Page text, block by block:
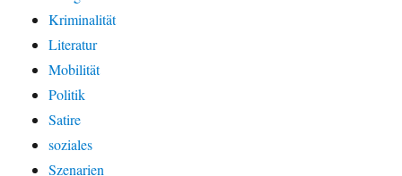
Kriminalität
Literatur
Mobilität
Politik
Satire
soziales
Szenarien